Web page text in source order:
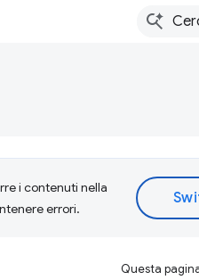
i contenuti nella
errori.
Questa